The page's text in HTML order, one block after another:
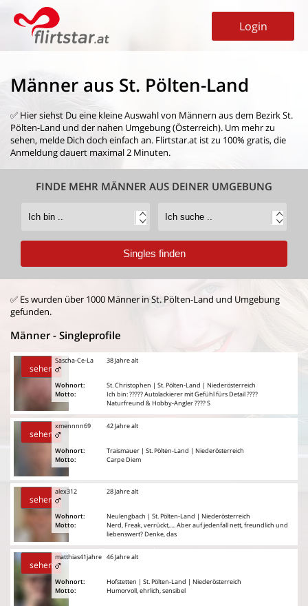
Login
Männer aus St. Pölten-Land
✅ Hier siehst Du eine kleine Auswahl von Männern aus dem Bezirk St.
Pölten-Land und der nahen Umgebung (Österreich). Um mehr zu
sehen, melde Dich doch einfach an. Flirtstar.at ist zu 100% gratis, die
Anmeldung dauert maximal 2 Minuten.
FINDE MEHR MÄNNER AUS DEINER UMGEBUNG
✅ Es wurden über 1000 Männer in St. Pölten-Land und Umgebung
gefunden.
Männer - Singleprofile
sehen
Sascha-Ce-La
Wohnort:
Motto:
38 Jahre alt
St. Christophen | St. Pölten-Land | Niederösterreich
Ich bin: ????? Autolackierer mit Gefühl fürs Detail ????
Naturfreund & Hobby-Angler ???? S
sehen
xmennnn69
Wohnort:
Motto:
42 Jahre alt
Traismauer | St. Pölten-Land | Niederösterreich
Carpe Diem
sehen
alex312
Wohnort:
Motto:
28 Jahre alt
Neulengbach | St. Pölten-Land | Niederösterreich
Nerd, Freak, verrückt,.... Aber auf jedenfall nett, freundlich und
liebenswert? Denke, das
sehen
matthias41jahre
Wohnort:
Motto:
46 Jahre alt
Hofstetten | St. Pölten-Land | Niederösterreich
Humorvoll, ehrlich, sensibel